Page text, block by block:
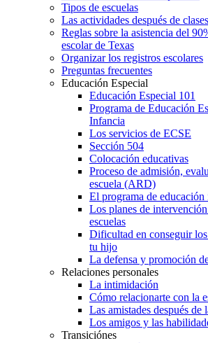
Tipos de escuelas
Las actividades después de clases
Reglas sobre la asistencia del
escolar de Texas
Organizar los registros escolares
Preguntas frecuentes
Educación Especial
Educación Especial 101
Programa de Educación
Infancia
Los servicios de ECSE
Sección 504
Colocación educativas
Proceso de admisión,
escuela (ARD)
El programa de
Los planes de
escuelas
Dificultad en conseguir
tu hijo
La defensa y promoción
Relaciones personales
La intimidación
Cómo relacionarte con la
Las amistades después de
Los amigos y las
Transiciónes